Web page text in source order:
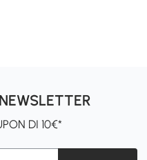
DI 10€*